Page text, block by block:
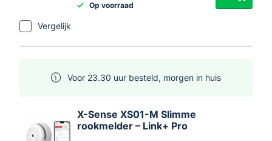
Op voorraad
Vergelijk
Voor 23.30 uur besteld, morgen in huis
X-Sense XS01-M Slimme
rookmelder – Link+ Pro